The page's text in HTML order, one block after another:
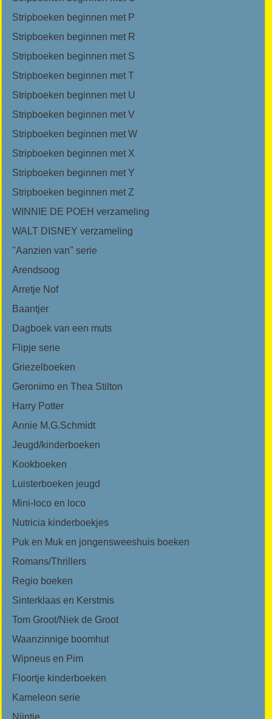
Stripboeken beginnen met P
Stripboeken beginnen met R
Stripboeken beginnen met S
Stripboeken beginnen met T
Stripboeken beginnen met U
Stripboeken beginnen met V
Stripboeken beginnen met W
Stripboeken beginnen met X
Stripboeken beginnen met Y
Stripboeken beginnen met Z
WINNIE DE POEH verzameling
WALT DISNEY verzameling
"Aanzien van" serie
Arendsoog
Arretje Nof
Baantjer
Dagboek van een muts
Flipje serie
Griezelboeken
Geronimo en Thea Stilton
Harry Potter
Annie M.G.Schmidt
Jeugd/kinderboeken
Kookboeken
Luisterboeken jeugd
Mini-loco en loco
Nutricia kinderboekjes
Puk en Muk en jongensweeshuis boeken
Romans/Thrillers
Regio boeken
Sinterklaas en Kerstmis
Tom Groot/Niek de Groot
Waanzinnige boomhut
Wipneus en Pim
Floortje kinderboeken
Kameleon serie
Nijntje